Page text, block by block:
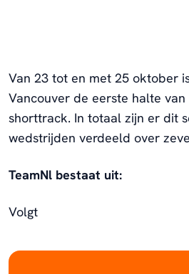
Van 23 tot en met 25 oktober
Vancouver de eerste halte van
shorttrack. In totaal zijn er dit
wedstrijden verdeeld over
TeamNl bestaat uit:
Volgt